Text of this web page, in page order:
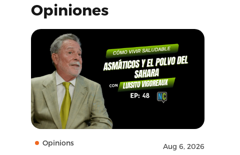
Opiniones
Opinions Aug 6, 2026